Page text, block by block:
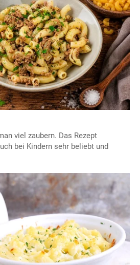
viel zaubern. Das Rezept
bei Kindern sehr beliebt und